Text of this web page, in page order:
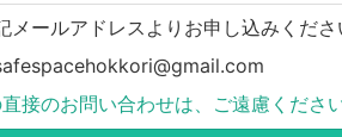
メールアドレスよりお申し込みくださ
接のお問い合わせは、ご遠慮ください